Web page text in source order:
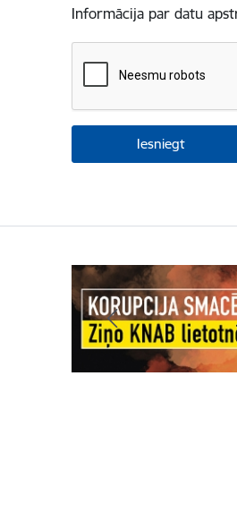
Informācija par datu